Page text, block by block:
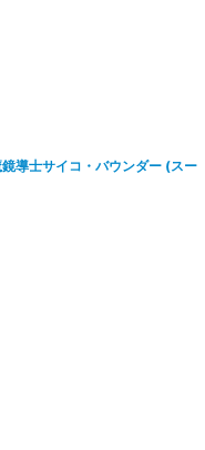
導士サイコ・バウンダー (スー